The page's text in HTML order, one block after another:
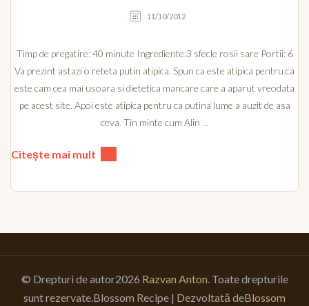
11/10/2012
Timp de pregatire: 40 minute Ingrediente:3 sfecle rosii sare Portii: 6
Va prezint astazi o reteta putin atipica. Spun ca este atipica pentru ca
este cam cea mai usoara si dietetica mancare care a aparut vreodata
pe acest site. Apoi este atipica pentru ca putina lume a auzit de asa
ceva. Tin minte cum Alin …
Citește mai mult
© Drepturi de autor2026 Razvan Anton . Toate drepturile
sunt rezervate. Blossom Recipe | Dezvoltată deBlossom